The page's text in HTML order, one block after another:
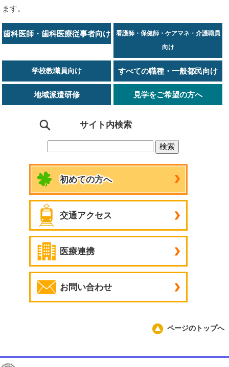
ます。
歯科医師・歯科医療従事者向け
看護師・保健師・ケアマネ・介護職員
向け
学校教職員向け すべての職種・一般都民向け
地域派遣研修 見学をご希望の方へ
サイト内検索
初めての方へ
交通アクセス
医療連携
お問い合わせ
ページのトップへ